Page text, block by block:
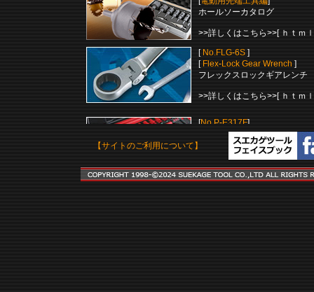
ホールソーカタログ
>>詳しくはこちら>>[ ｈｔｍ
[No.FLG-6S]
[Flex-Lock Gear Wrench]
フレックスロックギアレンチ
>>詳しくはこちら>>[ ｈｔｍ
[No.P-E317F]
[Insulated Socket Wrench Set]
絶縁工具セット
>>詳しくはこちら>>[ ｈｔｍ
【サイトのご利用について】